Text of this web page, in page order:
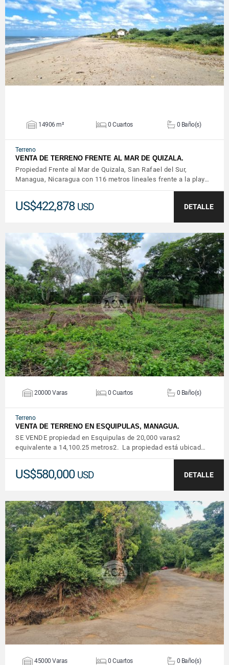
VER DETALLES
14906 m² 0 Cuartos 0 Baño(s)
Terreno
VENTA DE TERRENO FRENTE AL MAR DE QUIZALA.
Propiedad Frente al Mar de Quizala, San Rafael del Sur,
Managua, Nicaragua con 116 metros lineales frente a la play…
US$422,878 USD DETALLE
VER DETALLES
20000 Varas 0 Cuartos 0 Baño(s)
Terreno
VENTA DE TERRENO EN ESQUIPULAS, MANAGUA.
SE VENDE propiedad en Esquipulas de 20,000 varas2
equivalente a 14,100.25 metros2. La propiedad está ubicad…
US$580,000 USD DETALLE
VER DETALLES
45000 Varas 0 Cuartos 0 Baño(s)